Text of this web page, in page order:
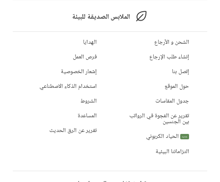
الملابس الصديقة للبيئة
الشحن و الأرجاع
إنشاء طلب الإرجاع
إتصل بنا
حول الموقع
جدول المقاسات
تقرير عن الفجوة في الرواتب
بين الجنسين
جديد
الحياد الكربوني
التزاماتنا البيئية
الهدايا
فرص العمل
إشعار الخصوصية
استخدام الذكاء الاصطناعي
الشروط
المساعدة
تقرير عن الرق الحديث